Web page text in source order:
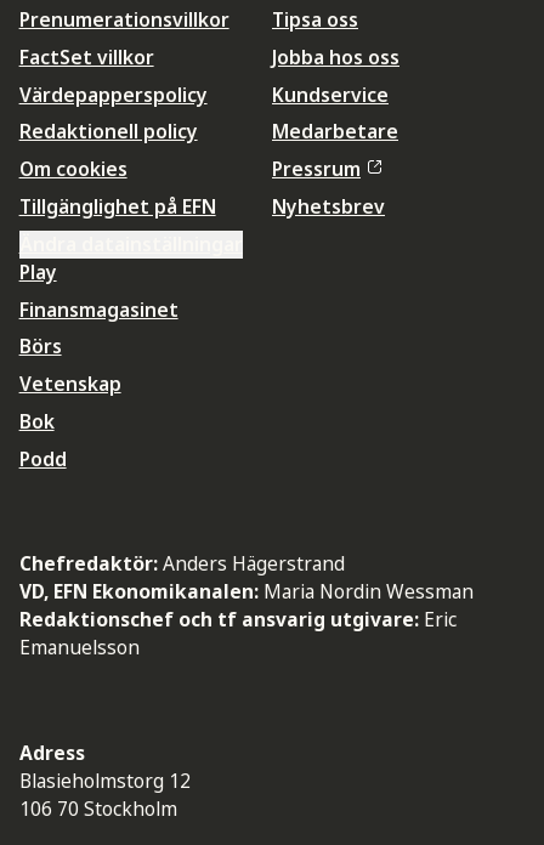
Prenumerationsvillkor
FactSet villkor
Värdepapperspolicy
Redaktionell policy
Om cookies
Tillgänglighet på EFN
Tipsa oss
Jobba hos oss
Kundservice
Medarbetare
Pressrum
Nyhetsbrev
Play
Finansmagasinet
Börs
Vetenskap
Bok
Podd
Chefredaktör:Anders Hägerstrand
VD, EFN Ekonomikanalen: Maria Nordin Wessman
Redaktionschef och tf ansvarig utgivare: Eric
Emanuelsson
Adress
Blasieholmstorg 12
106 70 Stockholm